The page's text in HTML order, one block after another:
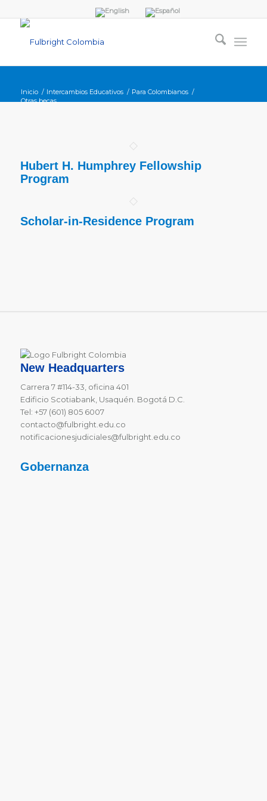
Inicio / Intercambios Educativos / Para Colombianos /
Otras becas
Hubert H. Humphrey Fellowship
Program
Scholar-in-Residence Program
New Headquarters
Carrera 7 #114-33, oficina 401
Edificio Scotiabank, Usaquén. Bogotá D.C.
Tel: +57 (601) 805 6007
contacto@fulbright.edu.co
notificacionesjudiciales@fulbright.edu.co
Gobernanza